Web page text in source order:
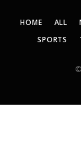
HOME ALL
SPORTS